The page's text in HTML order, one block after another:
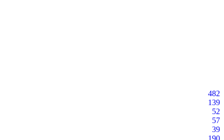
482
139
52
57
39
190